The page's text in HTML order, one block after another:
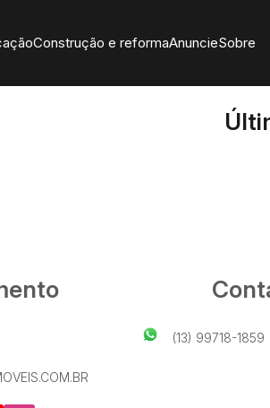
Sobre
Anuncie
Construção e reforma
(13) 99718-1859